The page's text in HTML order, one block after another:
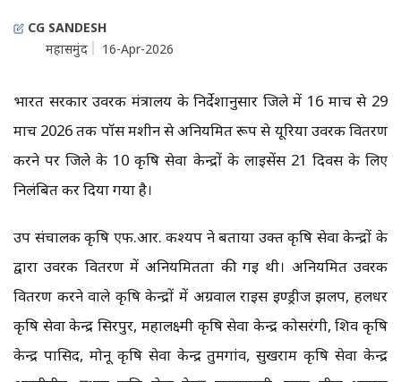
CG SANDESH
महासमुंद
16-Apr-2026
भारत सरकार उर्वरक मंत्रालय के निर्देशानुसार जिले में 16 मार्च से 29
मार्च 2026 तक पॉस मशीन से अनियमित रूप से यूरिया उर्वरक वितरण
करने पर जिले के 10 कृषि सेवा केन्द्रों के लाईसेंस 21 दिवस के लिए
निलंबित कर दिया गया है।
उप संचालक कृषि एफ.आर. कश्यप ने बताया उक्त कृषि सेवा केन्द्रों के
द्वारा उर्वरक वितरण में अनियमितता की गई थी। अनियमित उर्वरक
वितरण करने वाले कृषि केन्द्रों में अग्रवाल राईस इण्ड्रीज झलप, हलधर
कृषि सेवा केन्द्र सिरपुर, महालक्ष्मी कृषि सेवा केन्द्र कोसरंगी, शिव कृषि
केन्द्र पासिद, मोनू कृषि सेवा केन्द्र तुमगांव, सुखराम कृषि सेवा केन्द्र